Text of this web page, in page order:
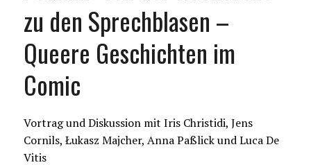
zu den Sprechblasen –
Queere Geschichten im
Comic
Vortrag und Diskussion mit Iris Christidi, Jens
Cornils, Łukasz Majcher, Anna Paßlick und Luca De
Vitis